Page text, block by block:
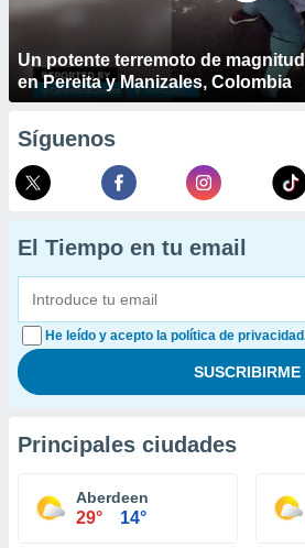
Un potente terremoto de
en Pereita y Manizales, Colombia
Síguenos
El Tiempo en tu email
He leído y acepto la política de
Principales ciudades
Aberdeen
29° 14°